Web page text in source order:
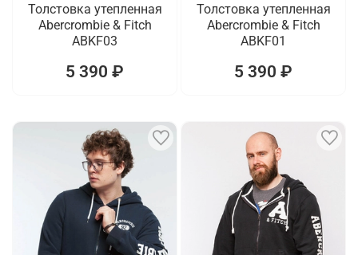
Толстовка утепленная
Abercrombie & Fitch
ABKF03
5 390 ₽
Толстовка утепленная
Abercrombie & Fitch
ABKF01
5 390 ₽